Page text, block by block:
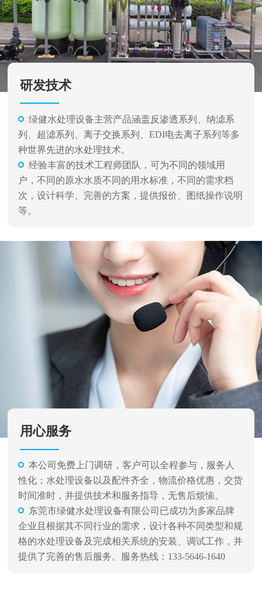
研发技术
绿健水处理设备主营产品涵盖反渗透系列、纳滤系
列、超滤系列、离子交换系列、EDI电去离子系列等多
种世界先进的水处理技术。
经验丰富的技术工程师团队，可为不同的领域用
户，不同的原水水质不同的用水标准，不同的需求档
次，设计科学、完善的方案，提供报价、图纸操作说明
等。
用心服务
本公司免费上门调研，客户可以全程参与，服务人
性化；水处理设备以及配件齐全，物流价格优惠，交货
时间准时，并提供技术和服务指导，无售后烦恼。
东莞市绿健水处理设备有限公司已成功为多家品牌
企业且根据其不同行业的需求，设计各种不同类型和规
格的水处理设备及完成相关系统的安装、调试工作，并
提供了完善的售后服务。服务热线：133-5646-1640